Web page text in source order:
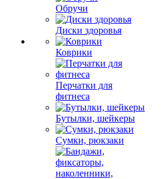
Обручи
Диски здоровья
Коврики
Перчатки для
фитнеса
Бутылки, шейкеры
Сумки, рюкзаки